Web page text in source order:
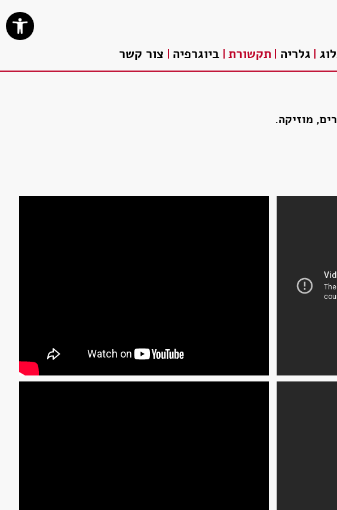
פתח סרגל
גלריה תקשורת ביוגרפיה צור קשר
מוזיקה.